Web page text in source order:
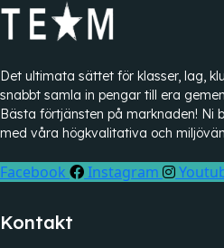
Det ultimata sättet för klasser, lag,
snabbt samla in pengar till era
Bästa förtjänsten på marknaden! Ni
med våra högkvalitativa och
Facebook Instagram
Kontakt